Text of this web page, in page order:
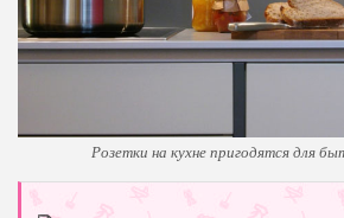
Розетки на кухне пригодятся для